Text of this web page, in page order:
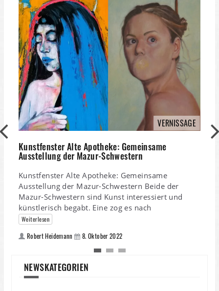
VERNISSAGE
Kunstfenster Alte Apotheke: Gemeinsame
Ausstellung der Mazur-Schwestern
Kunstfenster Alte Apotheke: Gemeinsame
Ausstellung der Mazur-Schwestern Beide der
Mazur-Schwestern sind Kunst interessiert und
künstlerisch begabt. Eine zog es nach
Weiterlesen
Robert Heidemann 8. Oktober 2022
NEWSKATEGORIEN